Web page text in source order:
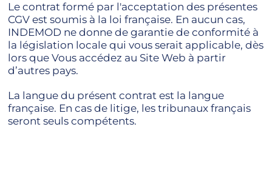
Le contrat formé par l'acceptation des présentes
CGV est soumis à la loi française. En aucun cas,
INDEMOD ne donne de garantie de conformité à
la législation locale qui vous serait applicable, dès
lors que Vous accédez au Site Web à partir
d’autres pays.
La langue du présent contrat est la langue
française. En cas de litige, les tribunaux français
seront seuls compétents.